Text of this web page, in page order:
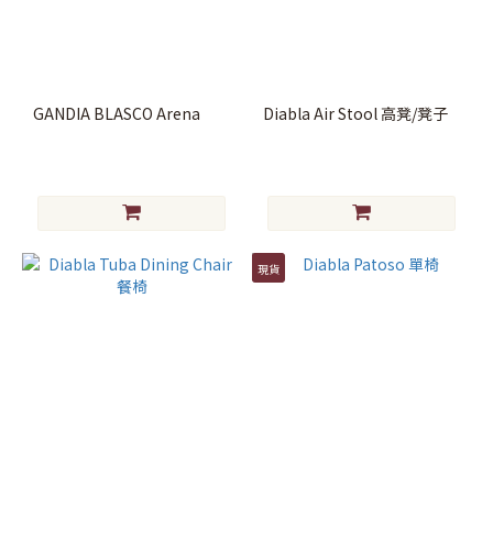
GANDIA BLASCO Arena Diabla Air Stool 高凳/凳子
現貨